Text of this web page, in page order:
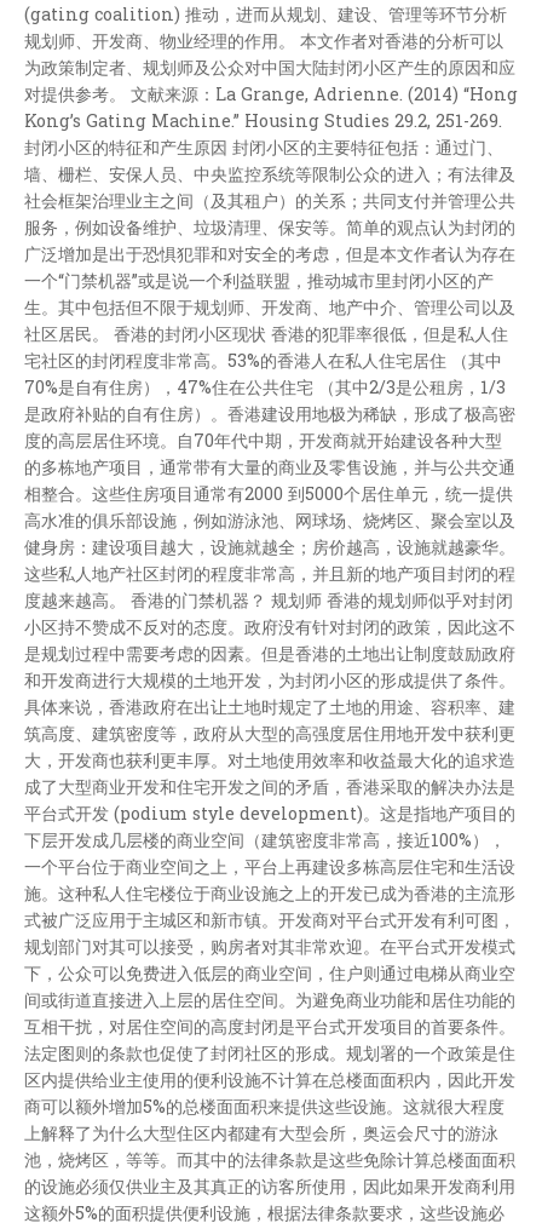
(gating coalition) 推动，进而从规划、建设、管理等环节分析
规划师、开发商、物业经理的作用。 本文作者对香港的分析可以
为政策制定者、规划师及公众对中国大陆封闭小区产生的原因和应
对提供参考。 文献来源：La Grange, Adrienne. (2014) “Hong
Kong’s Gating Machine.” Housing Studies 29.2, 251-269.
封闭小区的特征和产生原因 封闭小区的主要特征包括：通过门、
墙、栅栏、安保人员、中央监控系统等限制公众的进入；有法律及
社会框架治理业主之间（及其租户）的关系；共同支付并管理公共
服务，例如设备维护、垃圾清理、保安等。简单的观点认为封闭的
广泛增加是出于恐惧犯罪和对安全的考虑，但是本文作者认为存在
一个“门禁机器”或是说一个利益联盟，推动城市里封闭小区的产
生。其中包括但不限于规划师、开发商、地产中介、管理公司以及
社区居民。 香港的封闭小区现状 香港的犯罪率很低，但是私人住
宅社区的封闭程度非常高。53%的香港人在私人住宅居住 （其中
70%是自有住房），47%住在公共住宅 （其中2/3是公租房，1/3
是政府补贴的自有住房）。香港建设用地极为稀缺，形成了极高密
度的高层居住环境。自70年代中期，开发商就开始建设各种大型
的多栋地产项目，通常带有大量的商业及零售设施，并与公共交通
相整合。这些住房项目通常有2000 到5000个居住单元，统一提供
高水准的俱乐部设施，例如游泳池、网球场、烧烤区、聚会室以及
健身房：建设项目越大，设施就越全；房价越高，设施就越豪华。
这些私人地产社区封闭的程度非常高，并且新的地产项目封闭的程
度越来越高。 香港的门禁机器？ 规划师 香港的规划师似乎对封闭
小区持不赞成不反对的态度。政府没有针对封闭的政策，因此这不
是规划过程中需要考虑的因素。但是香港的土地出让制度鼓励政府
和开发商进行大规模的土地开发，为封闭小区的形成提供了条件。
具体来说，香港政府在出让土地时规定了土地的用途、容积率、建
筑高度、建筑密度等，政府从大型的高强度居住用地开发中获利更
大，开发商也获利更丰厚。对土地使用效率和收益最大化的追求造
成了大型商业开发和住宅开发之间的矛盾，香港采取的解决办法是
平台式开发 (podium style development)。这是指地产项目的
下层开发成几层楼的商业空间（建筑密度非常高，接近100%），
一个平台位于商业空间之上，平台上再建设多栋高层住宅和生活设
施。这种私人住宅楼位于商业设施之上的开发已成为香港的主流形
式被广泛应用于主城区和新市镇。开发商对平台式开发有利可图，
规划部门对其可以接受，购房者对其非常欢迎。在平台式开发模式
下，公众可以免费进入低层的商业空间，住户则通过电梯从商业空
间或街道直接进入上层的居住空间。为避免商业功能和居住功能的
互相干扰，对居住空间的高度封闭是平台式开发项目的首要条件。
法定图则的条款也促使了封闭社区的形成。规划署的一个政策是住
区内提供给业主使用的便利设施不计算在总楼面面积内，因此开发
商可以额外增加5%的总楼面面积来提供这些设施。这就很大程度
上解释了为什么大型住区内都建有大型会所，奥运会尺寸的游泳
池，烧烤区，等等。而其中的法律条款是这些免除计算总楼面面积
的设施必须仅供业主及其真正的访客所使用，因此如果开发商利用
这额外5%的面积提供便利设施，根据法律条款要求，这些设施必